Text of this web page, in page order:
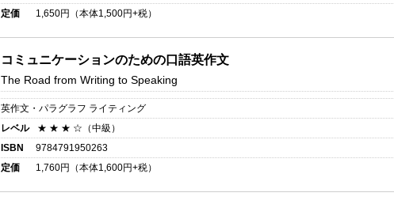
定価
1,650円（本体1,500円+税）
コミュニケーションのための口語英作文
The Road from Writing to Speaking
英作文・パラグラフ ライティング
レベル
★ ★ ★ ☆（中級）
ISBN
9784791950263
定価
1,760円（本体1,600円+税）